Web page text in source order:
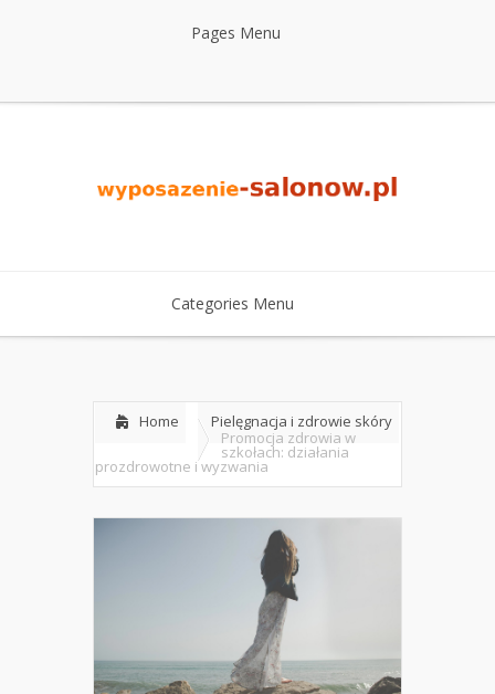
Pages Menu
Categories Menu
Home
Pielęgnacja i zdrowie skóry
Promocja zdrowia w
szkołach: działania
prozdrowotne i wyzwania